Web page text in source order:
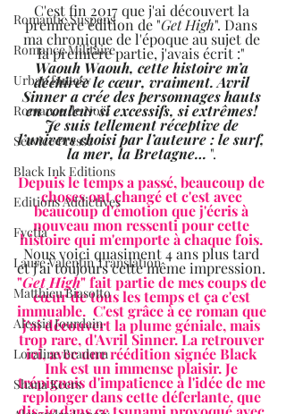
Romantic Suspens
Romance Militaire
Urban fantasy
Romance de Noël
Service Presse
Black Ink Editions
Editions Addictives
Fyctia
Laure Valentin Translation
Matthieu Biasotto
Alessia Jourdain
Loraline Bradern
Shana Keers
C'est fin 2017 que j'ai découvert la
première édition de "Get High". Dans
ma chronique de l'époque au sujet de
la première partie, j'avais écrit :"
Waouh Waouh, cette histoire m’a
déchirée le cœur, vraiment. Avril
Sinner a crée des personnages hauts
en couleur si excessifs, si extrêmes!
Je suis tellement réceptive de
l’univers choisi par l’auteure : le surf,
la mer, la Bretagne… ".
Depuis le temps a passé, beaucoup de
choses ont changé et c'est avec
beaucoup d'émotion que j'écris à
nouveau mon ressenti pour cette
histoire qui m'emporte à chaque fois.
Nous voici quasiment 4 ans plus tard
et j'ai toujours cette même impression.
"Get High" fait partie de mes coups de
cœur de tous les temps et ça c'est
immuable.  C'est grâce à ce roman que
j'ai découvert la plume géniale, mais
trop rare, d'Avril Sinner. La retrouver
ici, avec une réédition signée Black
Ink est un immense plaisir. Je
trépignais d'impatience à l'idée de me
replonger dans cette déferlante, que